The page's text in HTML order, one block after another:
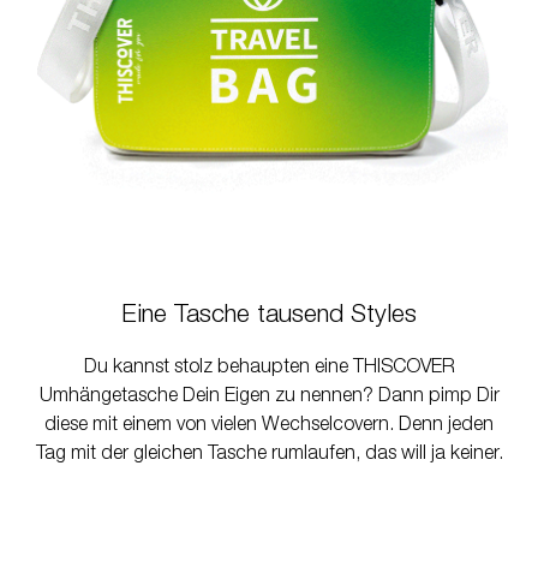
Eine Tasche tausend Styles
Du kannst stolz behaupten eine THISCOVER
Umhängetasche Dein Eigen zu nennen? Dann pimp Dir
diese mit einem von vielen Wechselcovern. Denn jeden
Tag mit der gleichen Tasche rumlaufen, das will ja keiner.